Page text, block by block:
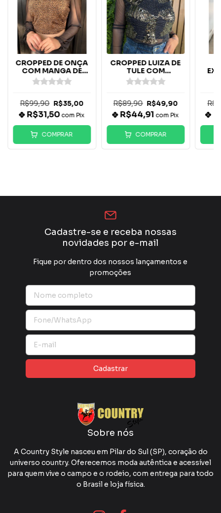
CROPPED DE ONÇA
COM MANGA DE
TULE BUFANTE
R$99,90 R$35,00
R$31,50com Pix
COMPRAR
CROPPED LUIZA DE
TULE COM
BORDADOS EM
PAETE - MARINHO
R$89,90 R$49,90
R$44,91com Pix
COMPRAR
Cadastre-se e receba nossas
novidades por e-mail
Fique por dentro dos nossos lançamentos e
promoções
Sobre nós
A Country Style nasceu em Pilar do Sul (SP), coração do
universo country. Oferecemos moda autêntica e acessível
para quem vive o campo e o rodeio, com entrega para todo
o Brasil e loja física.